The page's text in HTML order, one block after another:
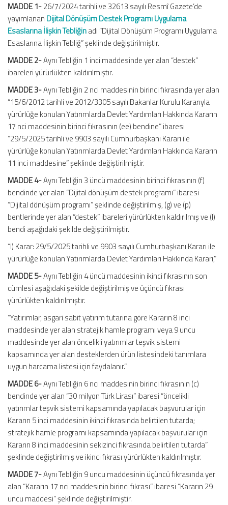
MADDE 1-26/7/2024 tarihli ve 32613 sayılı Resmî Gazete’de
yayımlanan Dijital Dönüşüm Destek Programı Uygulama
Esaslarına İlişkin Tebliğinadı “Dijital Dönüşüm Programı Uygulama
Esaslarına İlişkin Tebliğ” şeklinde değiştirilmiştir.
MADDE 2-Aynı Tebliğin 1 inci maddesinde yer alan “destek”
ibareleri yürürlükten kaldırılmıştır.
MADDE 3-Aynı Tebliğin 2 nci maddesinin birinci fıkrasında yer alan
“15/6/2012 tarihli ve 2012/3305 sayılı Bakanlar Kurulu Kararıyla
yürürlüğe konulan Yatırımlarda Devlet Yardımları Hakkında Kararın
17 nci maddesinin birinci fıkrasının (ee) bendine” ibaresi
“29/5/2025 tarihli ve 9903 sayılı Cumhurbaşkanı Kararı ile
yürürlüğe konulan Yatırımlarda Devlet Yardımları Hakkında Kararın
11 inci maddesine” şeklinde değiştirilmiştir.
MADDE 4-Aynı Tebliğin 3 üncü maddesinin birinci fıkrasının (f)
bendinde yer alan “Dijital dönüşüm destek programı” ibaresi
“Dijital dönüşüm programı” şeklinde değiştirilmiş, (g) ve (p)
bentlerinde yer alan “destek” ibareleri yürürlükten kaldırılmış ve (l)
bendi aşağıdaki şekilde değiştirilmiştir.
“l) Karar: 29/5/2025 tarihli ve 9903 sayılı Cumhurbaşkanı Kararı ile
yürürlüğe konulan Yatırımlarda Devlet Yardımları Hakkında Kararı,”
MADDE 5-Aynı Tebliğin 4 üncü maddesinin ikinci fıkrasının son
cümlesi aşağıdaki şekilde değiştirilmiş ve üçüncü fıkrası
yürürlükten kaldırılmıştır.
“Yatırımlar, asgari sabit yatırım tutarına göre Kararın 8 inci
maddesinde yer alan stratejik hamle programı veya 9 uncu
maddesinde yer alan öncelikli yatırımlar teşvik sistemi
kapsamında yer alan desteklerden ürün listesindeki tanımlara
uygun harcama listesi için faydalanır.”
MADDE 6-Aynı Tebliğin 6 ncı maddesinin birinci fıkrasının (c)
bendinde yer alan “30 milyon Türk Lirası” ibaresi “öncelikli
yatırımlar teşvik sistemi kapsamında yapılacak başvurular için
Kararın 5 inci maddesinin ikinci fıkrasında belirtilen tutarda;
stratejik hamle programı kapsamında yapılacak başvurular için
Kararın 8 inci maddesinin sekizinci fıkrasında belirtilen tutarda”
şeklinde değiştirilmiş ve ikinci fıkrası yürürlükten kaldırılmıştır.
MADDE 7-Aynı Tebliğin 9 uncu maddesinin üçüncü fıkrasında yer
alan “Kararın 17 nci maddesinin birinci fıkrası” ibaresi “Kararın 29
uncu maddesi” şeklinde değiştirilmiştir.